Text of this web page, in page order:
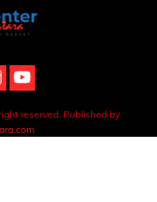
reserved. Published by